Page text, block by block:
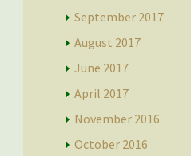
September 2017
August 2017
June 2017
April 2017
November 2016
October 2016